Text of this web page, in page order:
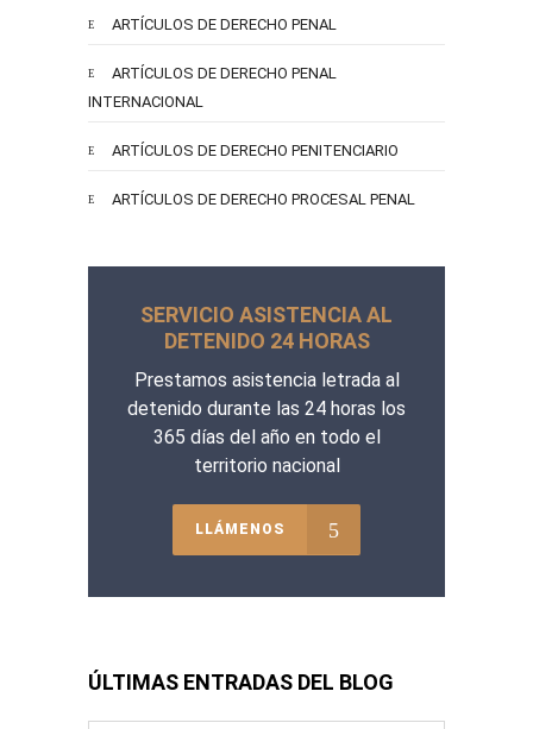
ARTÍCULOS DE DERECHO PENAL
ARTÍCULOS DE DERECHO PENAL
INTERNACIONAL
ARTÍCULOS DE DERECHO PENITENCIARIO
ARTÍCULOS DE DERECHO PROCESAL PENAL
SERVICIO ASISTENCIA AL
DETENIDO 24 HORAS
Prestamos asistencia letrada al
detenido durante las 24 horas los
365 días del año en todo el
territorio nacional
LLÁMENOS
ÚLTIMAS ENTRADAS DEL BLOG